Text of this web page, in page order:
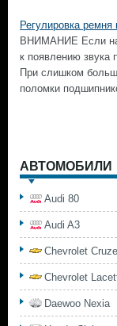
Регулировка ремня
ВНИМАНИЕ Если
к появлению звука
При слишком
поломки
АВТОМОБИЛИ
Audi 80
Audi A3
Chevrolet Cruze
Chevrolet
Daewoo Nexia